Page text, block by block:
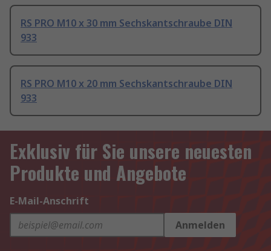
RS PRO M10 x 30 mm Sechskantschraube DIN
933
RS PRO M10 x 20 mm Sechskantschraube DIN
933
Exklusiv für Sie unsere neuesten
Produkte und Angebote
E-Mail-Anschrift
Anmelden